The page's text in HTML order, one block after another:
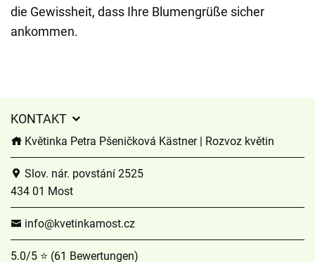
die Gewissheit, dass Ihre Blumengrüße sicher
ankommen.
KONTAKT
Květinka Petra Pšeničková Kästner | Rozvoz květin
Slov. nár. povstání 2525
434 01 Most
info@kvetinkamost.cz
5.0/5 ⭐ (61 Bewertungen)